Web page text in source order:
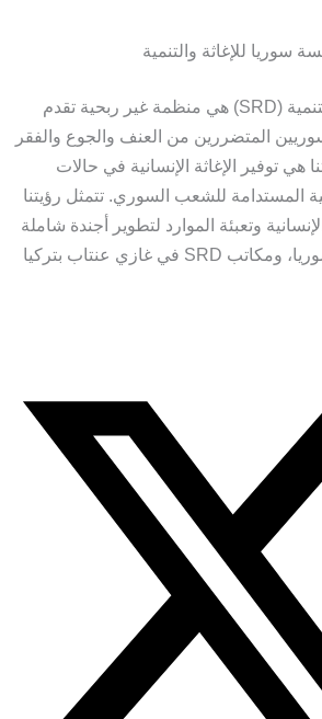
منظمة سوريا للإغاثة والتنمية (SRD) هي منظمة غير ربحية تقدم
المتضررين من العنف والجوع والفقر
هي توفير الإغاثة الإنسانية في حالات
المستدامة للشعب السوري. تتمثل رؤيتنا
وتعبئة الموارد لتطوير أجندة شاملة
للتنمية المستدامة في سوريا، ومكاتب SRD في غازي عنتاب بتركيا